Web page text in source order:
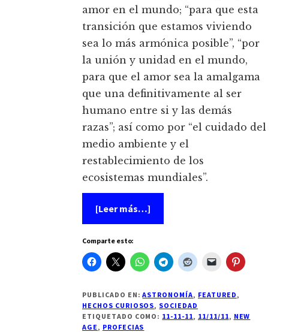
amor en el mundo; “para que esta
transición que estamos viviendo
sea lo más armónica posible”, “por
la unión y unidad en el mundo,
para que el amor sea la amalgama
que una definitivamente al ser
humano entre si y las demás
razas”; así como por “el cuidado del
medio ambiente y el
restablecimiento de los
ecosistemas mundiales”.
[Leer más…]
11-
Comparte esto:
PUBLICADO EN:ASTRONOMÍA, FEATURED,
HECHOS CURIOSOS, SOCIEDAD
ETIQUETADO COMO: 11-11-11, 11/11/11, NEW
AGE, PROFECIAS